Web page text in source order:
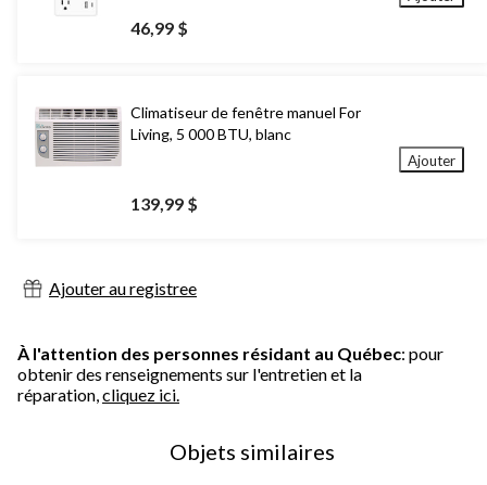
46,99 $
Climatiseur de fenêtre manuel For
Living, 5 000 BTU, blanc
139,99 $
Ajouter
Ajouter au registree
À l'attention des personnes résidant au Québec: pour
obtenir des renseignements sur l'entretien et la
réparation,cliquez ici.
Objets similaires